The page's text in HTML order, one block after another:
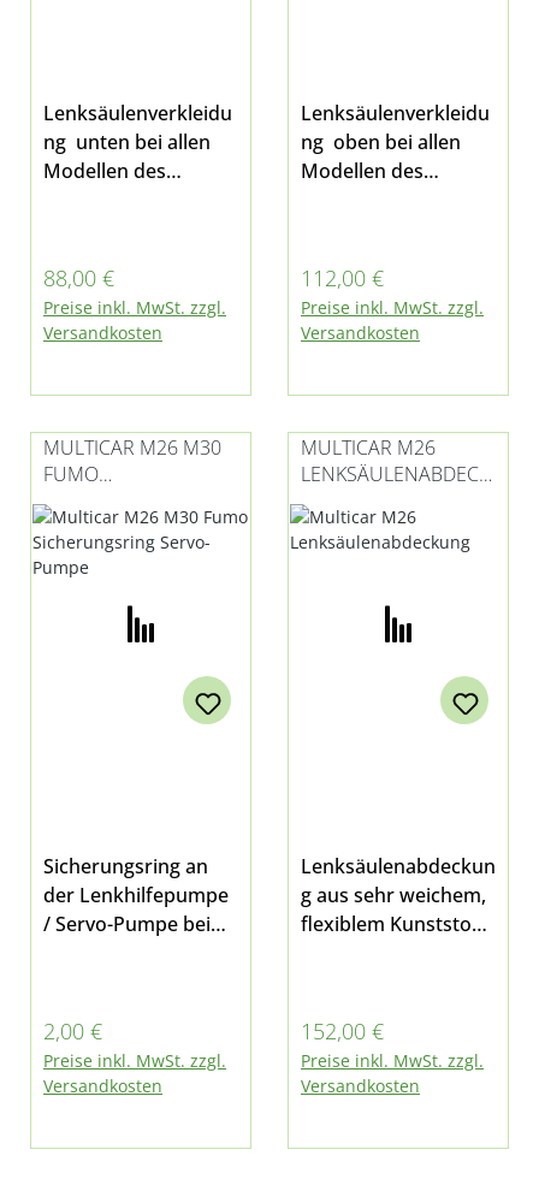
Lenksäulenverkleidu
ng unten bei allen
Modellen des
Regulärer Preis:
88,00 €
Preise inkl. MwSt. zzgl.
Versandkosten
Lenksäulenverkleidu
ng oben bei allen
Modellen des
Regulärer Preis:
112,00 €
Preise inkl. MwSt. zzgl.
Versandkosten
MULTICAR M26 M30
FUMO
SICHERUNGSRING
SERVO-PUMPE
Sicherungsring an
der Lenkhilfepumpe
/ Servo-Pumpe bei
Iveco-Motor
Regulärer Preis:
2,00 €
Preise inkl. MwSt. zzgl.
Versandkosten
MULTICAR M26
LENKSÄULENABDECK
UNG
Lenksäulenabdeckun
g aus sehr weichem,
flexiblem Kunststoff
Regulärer Preis:
152,00 €
Preise inkl. MwSt. zzgl.
Versandkosten